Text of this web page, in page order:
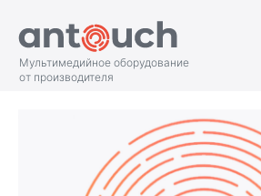
Мультимедийное оборудование
от производителя